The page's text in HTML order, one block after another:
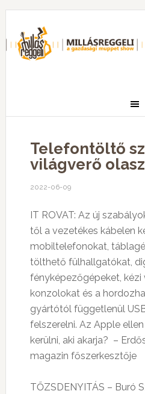
Telefontöltő
világverő
2022-06-09
IT ROVAT: Az új
től a vezetékes kábelen
mobiltelefonokat,
tölthető fülhallgatókat,
fényképezőgépeket, kézi
konzolokat és a
gyártótól függetlenül
felszerelni. Az Apple
kerülni, aki akarja? –
magazin főszerkesztője
TŐZSDENYITÁS – Buró